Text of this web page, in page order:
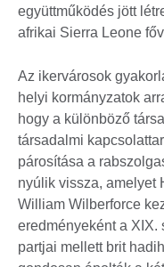
együttműködés jött
afrikai Sierra Leone
Az ikervárosok
helyi kormányzatok
hogy a különböző
társadalmi
párosítása a
nyúlik vissza, amelyet
William Wilberforce
eredményeként a
partjai mellett brit